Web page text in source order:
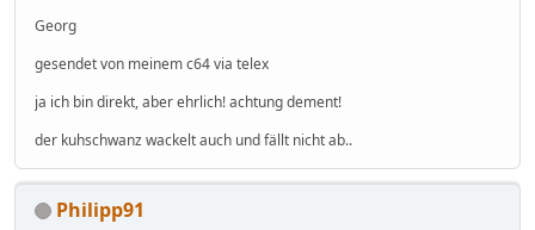
Georg
gesendet von meinem c64 via telex
ja ich bin direkt, aber ehrlich! achtung dement!
der kuhschwanz wackelt auch und fällt nicht ab..
Philipp91